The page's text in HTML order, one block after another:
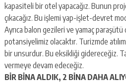
kapasiteli bir otel yapacağız. Bunun
çıkacağız. Bu işlemi yap-işlet-devret
Ayrıca balon gezileri ve yamaç
potansiyelimiz olacaktır. Turizmde
bir unsurdur. Bu eksikliği gidereceğiz.
vermeye devam edeceğiz.
BİR BİNA ALDIK, 2 BİNA DAHA